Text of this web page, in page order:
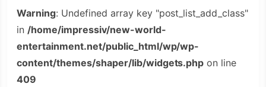
Warning: Undefined array key "post_list_add_class"
in /home/impressiv/new-world-
entertainment.net/public_html/wp/wp-
content/themes/shaper/lib/widgets.php on line
409